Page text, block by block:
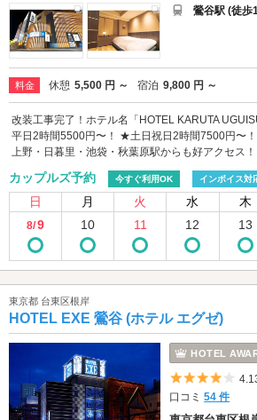
鶯谷駅 (徒歩
料金 休憩 5,500 円 ～ 宿泊 9,800 円 ～
改装工事完了！ホテル名「HOTEL KARUTA
平日2時間5500円〜！ ★土日祝日2時間7500円〜！
上野・日暮里・池袋・秋葉原駅からも好アクセス
カップルズ予約 今すぐ利用OK インボイス対
日 月 火 水 木
8/9 10 11 12 13
東京都 台東区根岸
HOTEL EXE 鶯谷 (ホテル エグゼ)
HOTEL
5
口コミ54 件